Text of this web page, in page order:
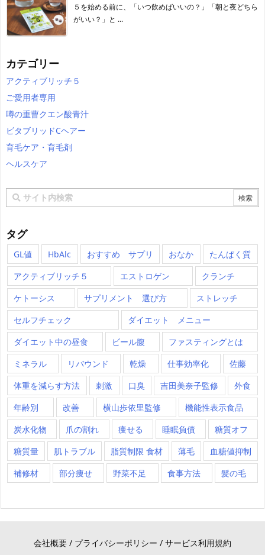
５を始める前に、「いつ飲めばいいの？」「朝と夜どちら
がいい？」と ...
カテゴリー
アクティブリッチ５
ご愛用者専用
噂の重曹クエン酸青汁
ビタブリッドCヘアー
育毛ケア・育毛剤
ヘルスケア
タグ
GL値 HbAlc おすすめ サプリ おなか
たんぱく質
アクティブリッチ５
エストロゲン
クランチ
ケトーシス
サプリメント 選び方
ストレッチ
セルフチェック
ダイエット メニュー
ダイエット中の昼食
ビール腹
ファスティングとは
ミネラル
リバウンド 乾燥 仕事効率化
佐藤
体重を減らす方法
刺激 口臭 吉田美奈子監修
外食
年齢別
改善 横山歩依里監修
機能性表示食品
炭水化物
爪の割れ 痩せる 睡眠負債
糖質オフ
糖質量
肌トラブル 脂質制限 食材 薄毛
血糖値抑制
補修材
部分痩せ 野菜不足 食事方法 髪の毛
会社概要 / プライバシーポリシー / サービス利用規約